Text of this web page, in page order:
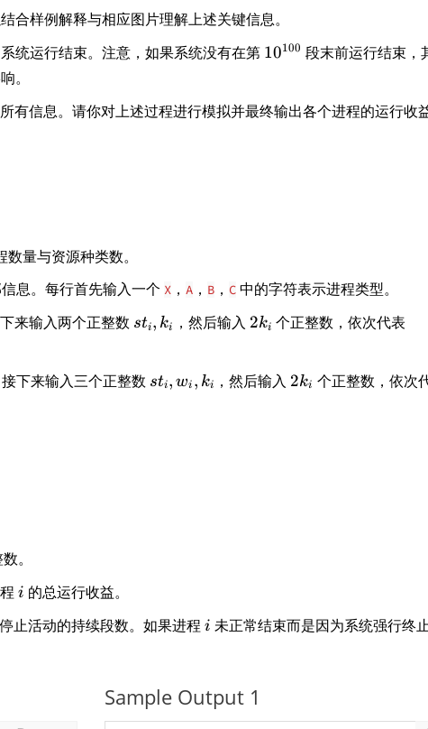
合样例解释与相应图片理解上述关键信息。
统运行结束。注意，如果系统没有在第 1
{
10100 段末前运行结束，
。
有信息。请你对上述过程进行模拟并最终输出各个进程的运行收
数量与资源种类数。
息。每行首先输入一个 X ， A ， B ， C 中的字符表示进程类型。
来输入两个正整数 s
i,
sti, ki ，然后输入 2
i
2ki 个正整数，依次代表
i,
_
下来输入三个正整数 st
sti, wi , ki ，然后输入 2
2ki 个正整数，依次
。
i
i 的总运行收益。
止活动的持续段数。如果进程 i
i 未正常结束而是因为系统强行终
Sample Output 1